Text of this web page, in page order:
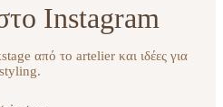
Instagram
από το artelier και ιδέες για
styling.